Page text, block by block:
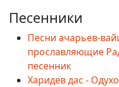
Песенники
Песни ачарьев-
прославляющие
песенник
Харидев дас -